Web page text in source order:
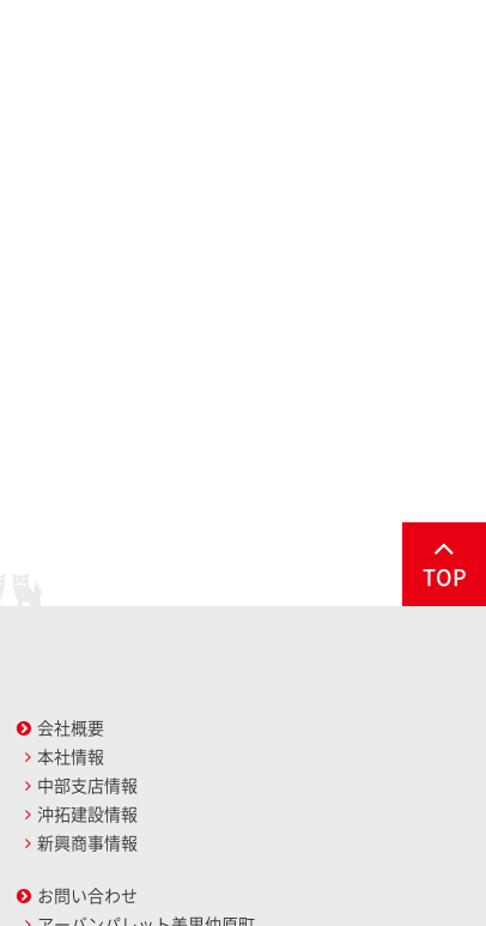
TOP
会社概要
本社情報
中部支店情報
沖拓建設情報
新興商事情報
お問い合わせ